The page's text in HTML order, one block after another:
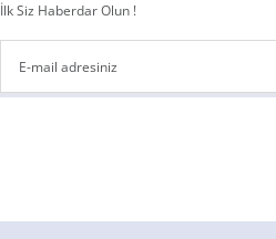
İlk Siz Haberdar Olun !